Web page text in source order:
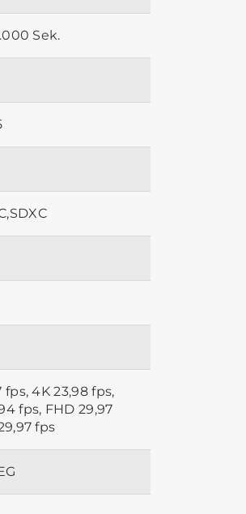
Sek.
fps, 4K 23,98 fps,
fps, FHD 29,97
fps